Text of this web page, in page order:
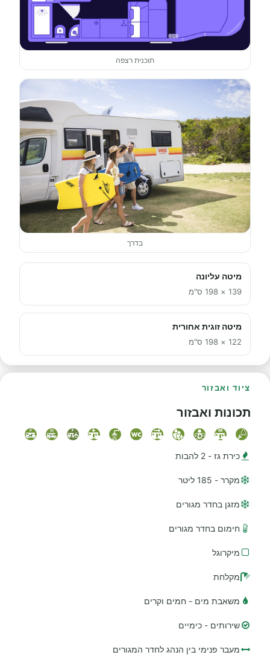
תוכנית רצפה
בדרך
מיטה עליונה
139 × 198 ס"מ
מיטה זוגית אחורית
122 × 198 ס"מ
ציוד ואבזור
תכונות ואבזור
כירת גז - 2 להבות
מקרר - 185 ליטר
מזגן בחדר מגורים
חימום בחדר מגורים
מיקרוגל
מקלחת
משאבת מים - חמים וקרים
שירותים - כימיים
מעבר פנימי בין הנהג לחדר המגורים